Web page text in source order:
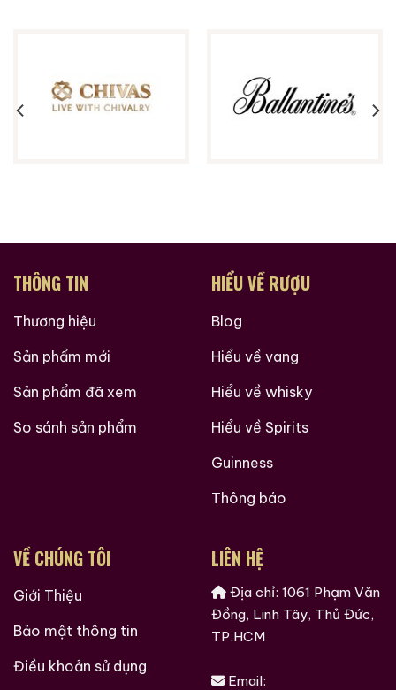
cửa hàng rượu ngoại uy tín và còn nhiều điều thú vị
hơn nữa đang chờ bạn khám phá.
THÔNG TIN
Thương hiệu
Sản phẩm mới
Sản phẩm đã xem
So sánh sản phẩm
HIỂU VỀ RƯỢU
Blog
Hiểu về vang
Hiểu về whisky
Hiểu về Spirits
Guinness
Thông báo
VỀ CHÚNG TÔI
Giới Thiệu
Bảo mật thông tin
Điều khoản sử dụng
LIÊN HỆ
Địa chỉ: 1061 Phạm Văn
Đồng, Linh Tây, Thủ Đức,
TP.HCM
Email: